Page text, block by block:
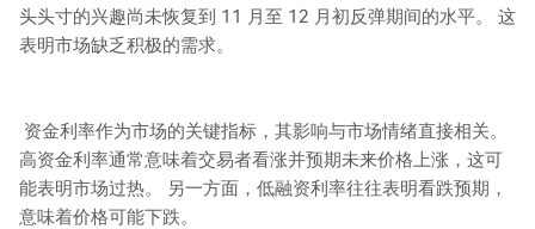
头头寸的兴趣尚未恢复到 11 月至 12 月初反弹期间的水平。 这
表明市场缺乏积极的需求。
资金利率作为市场的关键指标，其影响与市场情绪直接相关。
高资金利率通常意味着交易者看涨并预期未来价格上涨，这可
能表明市场过热。 另一方面，低融资利率往往表明看跌预期，
意味着价格可能下跌。